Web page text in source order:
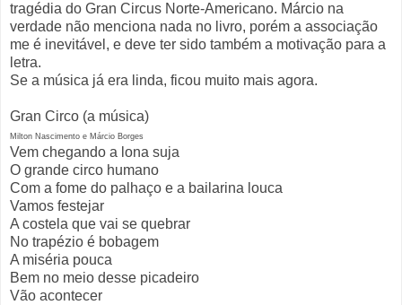
tragédia do Gran Circus Norte-Americano. Márcio na
verdade não menciona nada no livro, porém a associação
me é inevitável, e deve ter sido também a motivação para a
letra.
Se a música já era linda, ficou muito mais agora.
Gran Circo (a música)
Milton Nascimento e Márcio Borges
Vem chegando a lona suja
O grande circo humano
Com a fome do palhaço e a bailarina louca
Vamos festejar
A costela que vai se quebrar
No trapézio é bobagem
A miséria pouca
Bem no meio desse picadeiro
Vão acontecer